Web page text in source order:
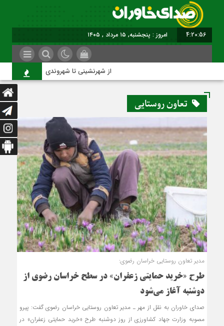
4:20:57 امروز : پنجشنبه, ۱۵ مرداد , ۱۴۰۵
از شهرنشینی تا شهروندی
تعاون روستایی
مدیر تعاون روستایی خراسان رضوی:
طرح «خرید حمایتی زعفران» در سطح خراسان رضوی از
دوشنبه آغاز می‌شود
صدای خاوران به نقل از مهر ـ مدیر تعاون روستایی خراسان رضوی گفت: پیرو
مصوبه وزارت جهاد کشاورزی از روز دوشنبه طرح «خرید حمایتی زعفران» در